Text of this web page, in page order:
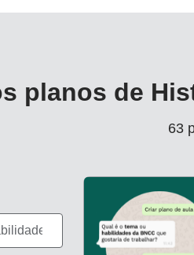
planos de
63